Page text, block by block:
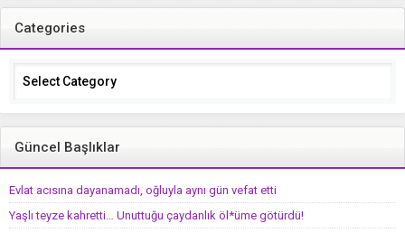
Categories
Categories
Güncel Başlıklar
Evlat acısına dayanamadı, oğluyla aynı gün vefat etti
Yaşlı teyze kahretti… Unuttuğu çaydanlık öl*üme götürdü!